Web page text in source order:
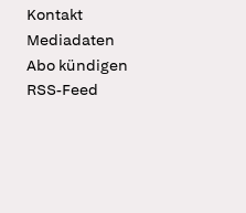
Kontakt
Mediadaten
Abo kündigen
RSS-Feed